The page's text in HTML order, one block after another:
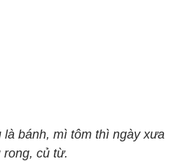
là bánh, mì tôm thì ngày xưa
rong, củ từ.